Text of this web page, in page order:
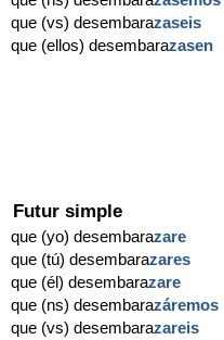
que (vs) desembarazaseis
que (ellos) desembarazasen
Futur simple
que (yo) desembarazare
que (tú) desembarazares
que (él) desembarazare
que (ns) desembarazáremos
que (vs) desembarazareis